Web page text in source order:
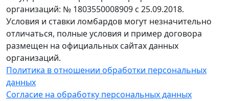
организаций: № 1803550008909 с 25.09.2018.
Условия и ставки ломбардов могут незначительно
отличаться, полные условия и пример договора
размещен на официальных сайтах данных
организаций.
Политика в отношении обработки персональных
данных
Согласие на обработку персональных данных